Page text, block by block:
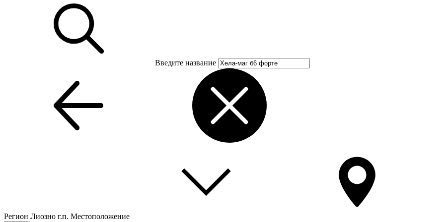
Введите название
Регион Лиозно г.п. Местоположение